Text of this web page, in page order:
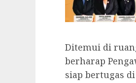
Ditemui di
berharap
siap bertugas